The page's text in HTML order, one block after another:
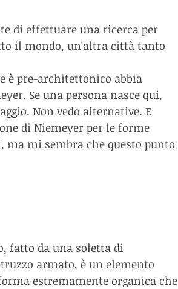
di effettuare una ricerca per
il mondo, un'altra città tanto
è pre-architettonico abbia
Se una persona nasce qui,
Non vedo alternative. E
di Niemeyer per le forme
mi sembra che questo punto
fatto da una soletta di
armato, è un elemento
estremamente organica che